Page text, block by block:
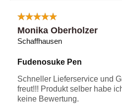
Monika Oberholzer
Schaffhausen
Fudenosuke Pen
Schneller Lieferservice und
freut!!! Produkt selber habe
keine Bewertung.